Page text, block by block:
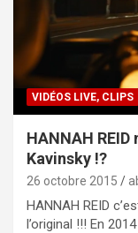
VIDÉOS LIVE, CLIPS
HANNAH
Kavinsky !?
26 octobre 2015
HANNAH REID
l’original !!! En